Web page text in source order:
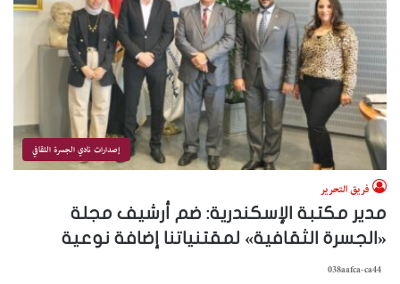
إصدارات نادي الجسرة الثقافي
فريق التحرير
مدير مكتبة الإسكندرية: ضم أرشيف مجلة
«الجسرة الثقافية» لمقتنياتنا إضافة نوعية
038aafca-ca44